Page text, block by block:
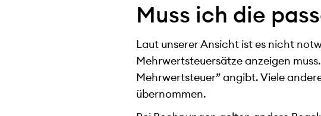
Muss ich die
Laut unserer Ansicht ist es nicht
Mehrwertsteuersätze anzeigen
Mehrwertsteuer” angibt. Viele
übernommen.